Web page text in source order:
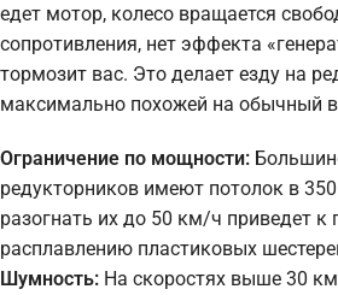
едет мотор, колесо вращается
сопротивления, нет эффекта
тормозит вас. Это делает езду на
максимально похожей на обычный
Ограничение по мощности:
редукторников имеют потолок в
разогнать их до 50 км/ч приведет к
расплавлению пластиковых
Шумность: На скоростях выше 30